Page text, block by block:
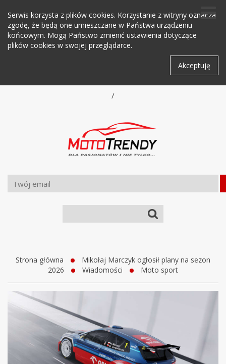
Serwis korzysta z plików cookies. Korzystanie z witryny oznacza
zgodę, że będą one umieszczane w Państwa urządzeniu
końcowym. Mogą Państwo zmienić ustawienia dotyczące
plików cookies w swojej przeglądarce.
Akceptuję
/
Strona główna
Mikołaj Marczyk ogłosił plany na sezon
2026
Wiadomości Moto sport